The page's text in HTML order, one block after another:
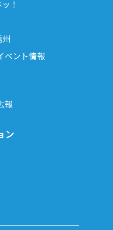
！
州
ベント情報
報
ン